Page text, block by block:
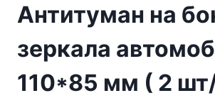
Антитуман на
зеркала
110*85 мм ( 2